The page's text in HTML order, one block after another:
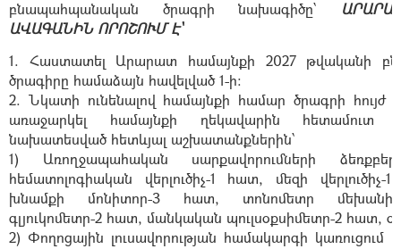
բնապահպանական ծրագրի նախագիծը՝
ԱՎԱԳԱՆԻՆ ՈՐՈՇՈՒՄ Է՝
1. Հաստատել Արարատ համայնքի 2027 թվականի
ծրագիրը համաձայն հավելված 1-ի:
2. Նկատի ունենալով համայնքի համար ծրագրի հույժ
առաջարկել համայնքի ղեկավարին հետամուտ
նախատեսված հետևյալ աշխատանքներին՝
1) Առողջապահական սարքավորումների
հեմատոլոգիական վերլուծիչ-1 հատ, մեզի
խնամքի մոնիտոր-3 հատ, տոնոմետր
գլյուկոմետր-2 հատ, մանկական պուլսօքսիմետր-2 հատ,
2) Փողոցային լուսավորության համակարգի կառուցում